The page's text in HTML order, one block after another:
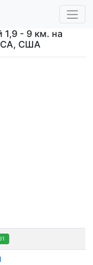
1,9 - 9 км. на
CA, США